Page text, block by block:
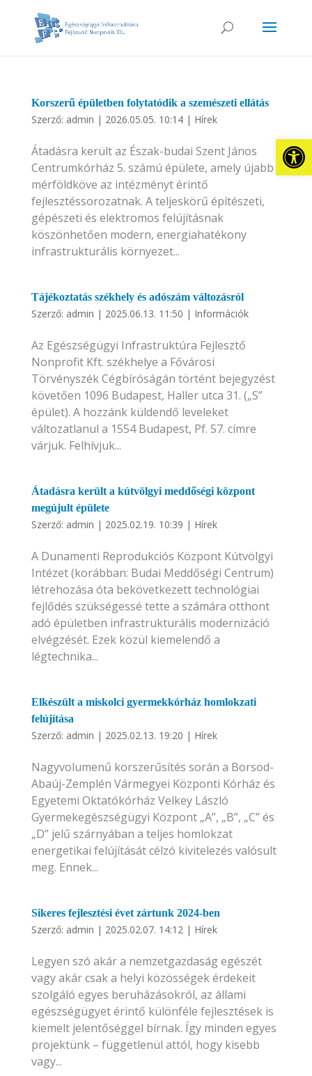
Korszerű épületben folytatódik a szemészeti ellátás
Szerző: admin | 2026.05.05. 10:14| Hírek
Átadásra került az Észak-budai Szent János
Centrumkórház 5. számú épülete, amely újabb
mérföldköve az intézményt érintő
fejlesztéssorozatnak. A teljeskörű építészeti,
gépészeti és elektromos felújításnak
köszönhetően modern, energiahatékony
infrastrukturális környezet...
Tájékoztatás székhely és adószám változásról
Szerző: admin | 2025.06.13. 11:50 | Információk
Az Egészségügyi Infrastruktúra Fejlesztő
Nonprofit Kft. székhelye a Fővárosi
Törvényszék Cégbíróságán történt bejegyzést
követően 1096 Budapest, Haller utca 31. („S”
épület). A hozzánk küldendő leveleket
változatlanul a 1554 Budapest, Pf. 57. címre
várjuk. Felhívjuk...
Átadásra került a kútvölgyi meddőségi központ
megújult épülete
Szerző: admin | 2025.02.19. 10:39 | Hírek
A Dunamenti Reprodukciós Központ Kútvölgyi
Intézet (korábban: Budai Meddőségi Centrum)
létrehozása óta bekövetkezett technológiai
fejlődés szükségessé tette a számára otthont
adó épületben infrastrukturális modernizáció
elvégzését. Ezek közül kiemelendő a
légtechnika...
Elkészült a miskolci gyermekkórház homlokzati
felújítása
Szerző: admin | 2025.02.13. 19:20 | Hírek
Nagyvolumenű korszerűsítés során a Borsod-
Abaúj-Zemplén Vármegyei Központi Kórház és
Egyetemi Oktatókórház Velkey László
Gyermekegészségügyi Központ „A”, „B”, „C” és
„D” jelű szárnyában a teljes homlokzat
energetikai felújítását célzó kivitelezés valósult
meg. Ennek...
Sikeres fejlesztési évet zártunk 2024-ben
Szerző: admin | 2025.02.07. 14:12| Hírek
Legyen szó akár a nemzetgazdaság egészét
vagy akár csak a helyi közösségek érdekeit
szolgáló egyes beruházásokról, az állami
egészségügyet érintő különféle fejlesztések is
kiemelt jelentőséggel bírnak. Így minden egyes
projektünk – függetlenül attól, hogy kisebb
vagy...